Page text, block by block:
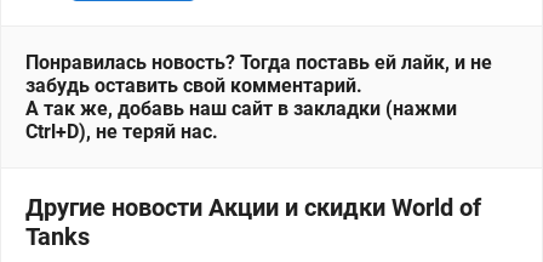
Понравилась новость? Тогда поставь ей лайк, и не
забудь оставить свой комментарий.
А так же, добавь наш сайт в закладки (нажми
Ctrl+D), не теряй нас.
Другие новости Акции и скидки World of
Tanks